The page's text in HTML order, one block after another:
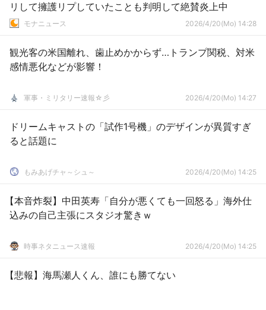
リして擁護リプしていたことも判明して絶賛炎上中
モナニュース 2026/4/20(Mo) 14:28
観光客の米国離れ、歯止めかからず…トランプ関税、対米
感情悪化などが影響！
軍事・ミリタリー速報☆彡 2026/4/20(Mo) 14:27
ドリームキャストの「試作1号機」のデザインが異質すぎ
ると話題に
もみあげチャ～シュ～ 2026/4/20(Mo) 14:25
【本音炸裂】中田英寿「自分が悪くても一回怒る」海外仕
込みの自己主張にスタジオ驚きｗ
時事ネタニュース速報 2026/4/20(Mo) 14:25
【悲報】海馬瀬人くん、誰にも勝てない